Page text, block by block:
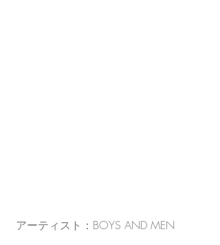
アーティスト：BOYS AND MEN